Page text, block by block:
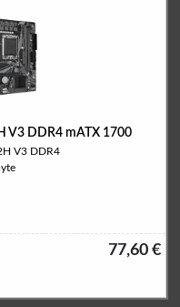
V3 DDR4 mATX 1700
V3 DDR4
77,60 €